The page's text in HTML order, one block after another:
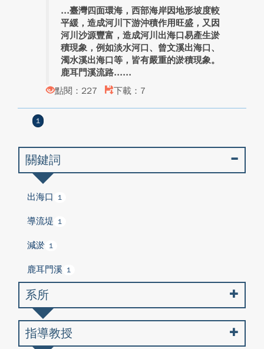
臺灣四面環海，西部海岸因地形坡度較
平緩，造成河川下游沖積作用旺盛，又因
河川沙源豐富，造成河川出海口易產生淤
積現象，例如淡水河口、曾文溪出海口、
濁水溪出海口等，皆有嚴重的淤積現象。
鹿耳門溪流路...
點閱：227
下載：7
1
關鍵詞
出海口 1
導流堤 1
減淤 1
鹿耳門溪 1
系所
指導教授